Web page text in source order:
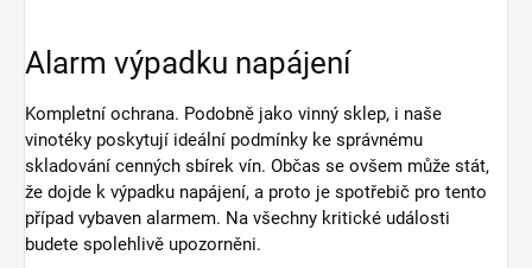
Alarm výpadku napájení
Kompletní ochrana. Podobně jako vinný sklep, i naše
vinotéky poskytují ideální podmínky ke správnému
skladování cenných sbírek vín. Občas se ovšem může stát,
že dojde k výpadku napájení, a proto je spotřebič pro tento
případ vybaven alarmem. Na všechny kritické události
budete spolehlivě upozorněni.